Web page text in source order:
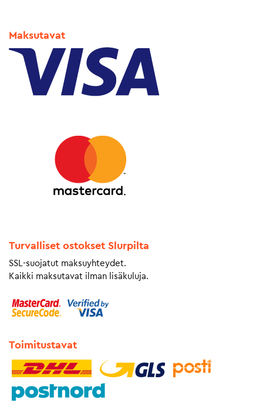
Maksutavat
Turvalliset ostokset Slurpilta
SSL-suojatut maksuyhteydet.
Kaikki maksutavat ilman lisäkuluja.
Toimitustavat